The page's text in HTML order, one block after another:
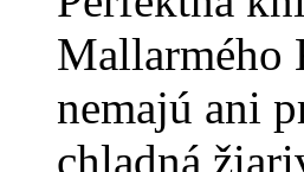
Mallarmého
nemajú ani
chladná